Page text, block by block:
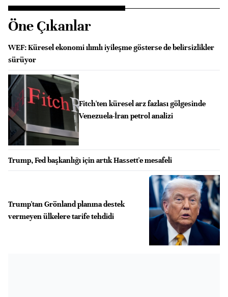
Öne Çıkanlar
WEF: Küresel ekonomi ılımlı iyileşme gösterse de belirsizlikler
sürüyor
Fitch'ten küresel arz fazlası gölgesinde
Venezuela-İran petrol analizi
Trump, Fed başkanlığı için artık Hassett'e mesafeli
Trump'tan Grönland planına destek
vermeyen ülkelere tarife tehdidi